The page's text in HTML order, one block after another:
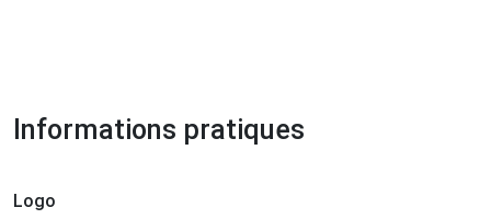
Informations pratiques
Logo